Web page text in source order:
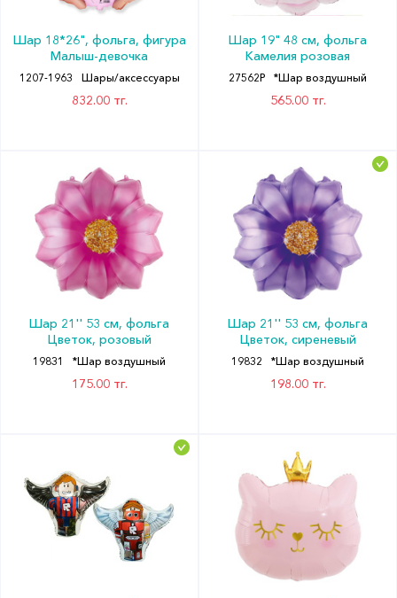
Шар 18*26", фольга, фигура
Малыш-девочка
1207-1963 Шары/аксессуары
832.00 тг.
Шар 19" 48 см, фольга
Камелия розовая
27562P *Шар воздушный
565.00 тг.
Шар 21'' 53 см, фольга
Цветок, розовый
19831 *Шар воздушный
175.00 тг.
Шар 21'' 53 см, фольга
Цветок, сиреневый
19832 *Шар воздушный
198.00 тг.